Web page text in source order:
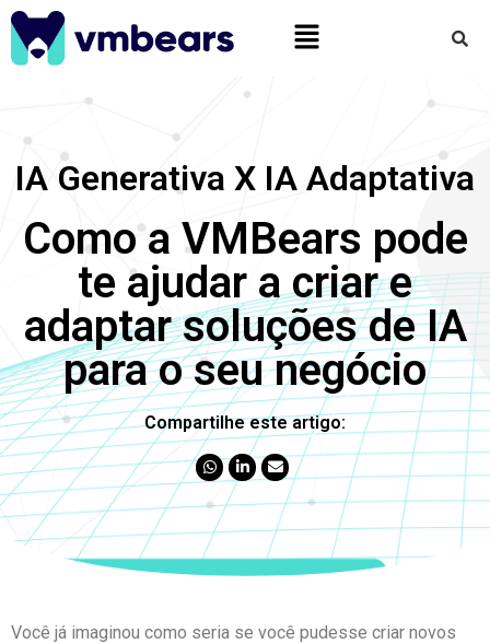
IA Generativa X IA Adaptativa
Como a VMBears pode
te ajudar a criar e
adaptar soluções de IA
para o seu negócio
Compartilhe este artigo:
Você já imaginou como seria se você pudesse criar novos